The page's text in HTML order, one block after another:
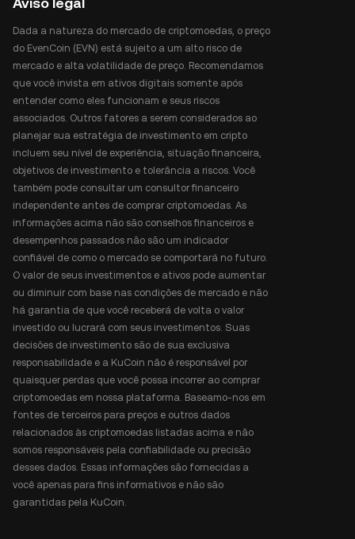
Dada a natureza do mercado de criptomoedas, o preço
do EvenCoin (EVN) está sujeito a um alto risco de
mercado e alta volatilidade de preço. Recomendamos
que você invista em ativos digitais somente após
entender como eles funcionam e seus riscos
associados. Outros fatores a serem considerados ao
planejar sua estratégia de investimento em cripto
incluem seu nível de experiência, situação financeira,
objetivos de investimento e tolerância a riscos. Você
também pode consultar um consultor financeiro
independente antes de comprar criptomoedas. As
informações acima não são conselhos financeiros e
desempenhos passados não são um indicador
confiável de como o mercado se comportará no futuro.
O valor de seus investimentos e ativos pode aumentar
ou diminuir com base nas condições de mercado e não
há garantia de que você receberá de volta o valor
investido ou lucrará com seus investimentos. Suas
decisões de investimento são de sua exclusiva
responsabilidade e a KuCoin não é responsável por
quaisquer perdas que você possa incorrer ao comprar
criptomoedas em nossa plataforma. Baseamo-nos em
fontes de terceiros para preços e outros dados
relacionados às criptomoedas listadas acima e não
somos responsáveis pela confiabilidade ou precisão
desses dados. Essas informações são fornecidas a
você apenas para fins informativos e não são
garantidas pela KuCoin.